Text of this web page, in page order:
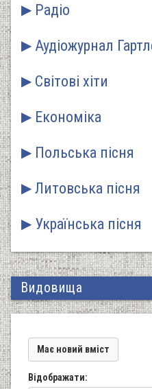
Радіо
Аудіожурнал
Світові хіти
Економіка
Польська пісня
Литовська пісня
Українська пісня
Видовища
Має новий вміст
Відображати: